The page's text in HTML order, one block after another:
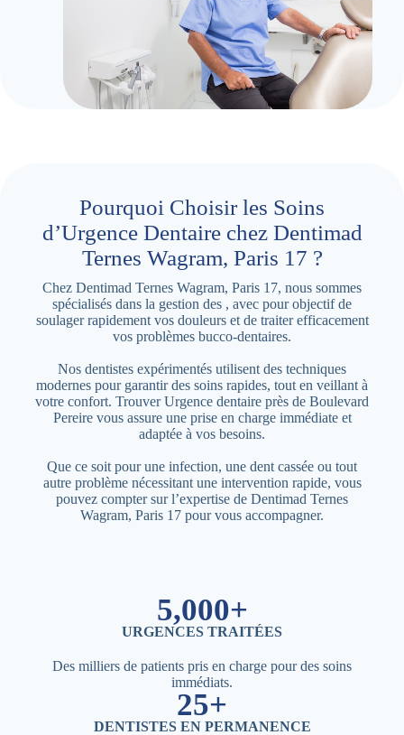
Pourquoi Choisir les Soins
d’Urgence Dentaire chez Dentimad
Ternes Wagram, Paris 17 ?
Chez Dentimad Ternes Wagram, Paris 17, nous sommes
spécialisés dans la gestion des , avec pour objectif de
soulager rapidement vos douleurs et de traiter efficacement
vos problèmes bucco-dentaires.
Nos dentistes expérimentés utilisent des techniques
modernes pour garantir des soins rapides, tout en veillant à
votre confort. Trouver Urgence dentaire près de Boulevard
Pereire vous assure une prise en charge immédiate et
adaptée à vos besoins.
Que ce soit pour une infection, une dent cassée ou tout
autre problème nécessitant une intervention rapide, vous
pouvez compter sur l’expertise de Dentimad Ternes
Wagram, Paris 17 pour vous accompagner.
5,000+
URGENCES TRAITÉES
Des milliers de patients pris en charge pour des soins
immédiats.
25+
DENTISTES EN PERMANENCE